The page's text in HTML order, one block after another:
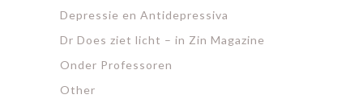
Depressie en Antidepressiva
Dr Does ziet licht – in Zin Magazine
Onder Professoren
Other